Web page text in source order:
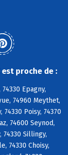
proche de :
Epagny,
74960 Meythet,
74330 Poisy, 74370
74600 Seynod,
74330 Sillingy,
74330 Choisy,